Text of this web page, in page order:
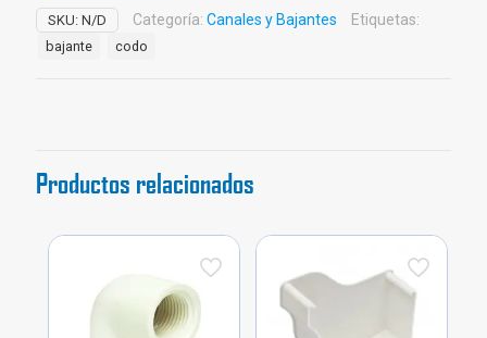
45°
PVC
cantidad
SKU: N/D Categoría: Canales y Bajantes Etiquetas:
bajante codo
Productos relacionados